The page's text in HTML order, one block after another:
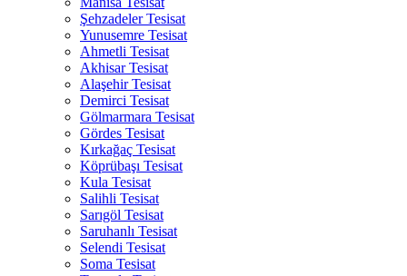
Şehzadeler Tesisat
Yunusemre Tesisat
Ahmetli Tesisat
Akhisar Tesisat
Alaşehir Tesisat
Demirci Tesisat
Gölmarmara Tesisat
Gördes Tesisat
Kırkağaç Tesisat
Köprübaşı Tesisat
Kula Tesisat
Salihli Tesisat
Sarıgöl Tesisat
Saruhanlı Tesisat
Selendi Tesisat
Soma Tesisat